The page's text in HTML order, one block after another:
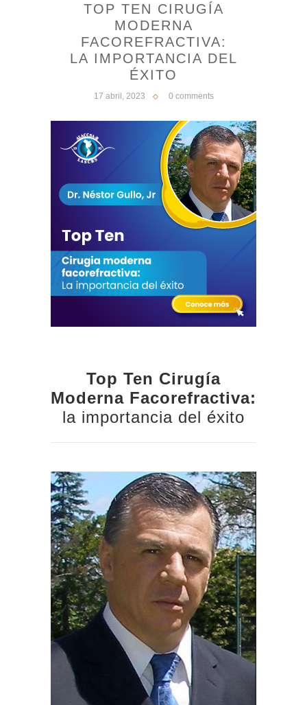
TOP TEN CIRUGÍA
MODERNA
FACOREFRACTIVA:
LA IMPORTANCIA DEL
ÉXITO
17 abril, 2023 0 comments
Top Ten Cirugía
Moderna Facorefractiva:
la importancia del éxito